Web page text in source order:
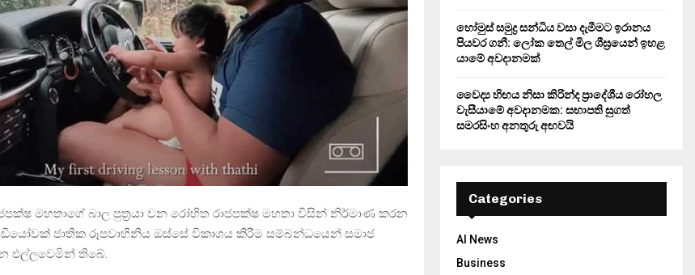
මහතාගේ බාල පුත්‍රයා වන රෝහිත රාජපක්ෂ මහතා විසින් නිර්මාණ කරන
ජාතික රූපවාහිනිය ඔස්සේ විකාශය කිරීම සම්බන්ධයෙන් සමාජ
එල්ලවෙමින් තිබේ.
හෝමුස් සමුද්‍ර සන්ධිය වසා දැමීමට ඉරානය
පියවර ගනී: ලෝක තෙල් මිල ශීඝ්‍රයෙන් ඉහළ
යාමේ අවදානමක්
වෛද්‍ය හිඟය නිසා කිරින්ද ප්‍රාදේශීය රෝහල
වැසීයාමේ අවදානමක: සභාපති සුගත්
සමරසිංහ අනතුරු අඟවයි
Categories
AI News
Business